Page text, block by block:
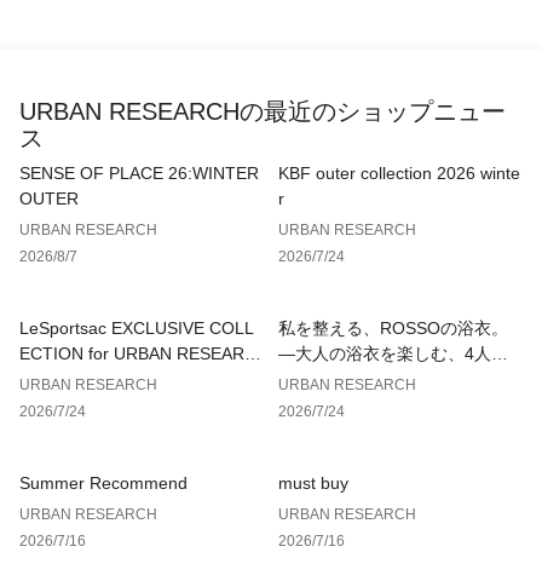
お気に入り登録された商品は、マイページにて現在の価格情報
や在庫状況の確認が可能です。
お買い物リストの管理にぜひご利用ください。
透け感 : なし
伸縮性 : なし
ポケット : あり
URBAN RESEARCHの最近のショップニュー
ス
SENSE OF PLACE 26:WINTER
OUTER
URBAN RESEARCH
2026/8/7
KBF outer collection 2026 winte
r
URBAN RESEARCH
2026/7/24
LeSportsac EXCLUSIVE COLL
ECTION for URBAN RESEARC
H
URBAN RESEARCH
2026/7/24
私を整える、ROSSOの浴衣。
—大人の浴衣を楽しむ、4人のT
IPS—
URBAN RESEARCH
2026/7/24
Summer Recommend
URBAN RESEARCH
2026/7/16
must buy
URBAN RESEARCH
2026/7/16